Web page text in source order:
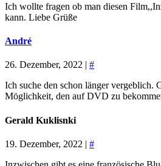
Ich wollte fragen ob man diesen
kann. Liebe Grüße
André
26. Dezember, 2022 | #
Ich suche den schon länger vergeblich.
Möglichkeit, den auf DVD zu
Gerald Kuklisnki
19. Dezember, 2022 | #